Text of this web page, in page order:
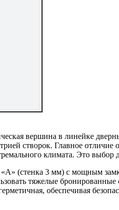
вершина в линейке
створок. Главное
климата. Это
«А» (стенка 3 мм) с мощным
тяжелые
обеспечивая